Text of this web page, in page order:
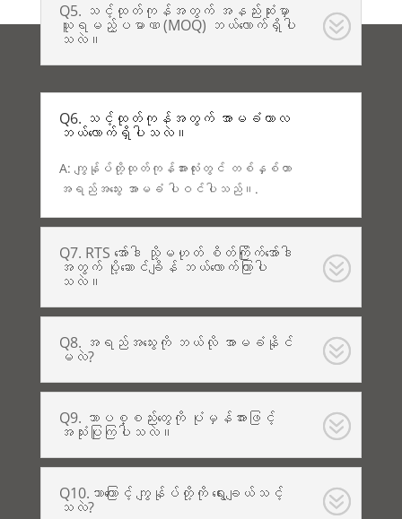
Q5. သင့်ထုတ်ကုန်အတွက် အနည်းဆုံးမှာ
ယူရမည့်ပမာဏ (MOQ) ဘယ်လောက်ရှိပါ
သလဲ။
Q6. သင့်ထုတ်ကုန်အတွက် အာမခံကာလ
ဘယ်လောက်ရှိပါသလဲ။
A: ကျွန်ုပ်တို့ထုတ်ကုန်အားလုံးတွင် တစ်နှစ်တာ
အရည်အသွေး အာမခံ ပါဝင်ပါသည်။.
Q7. RTS အော်ဒါ သို့မဟုတ် စိတ်ကြိုက်အော်ဒါ
အတွက် ပို့ဆောင်ချိန် ဘယ်လောက်ကြာပါ
သလဲ။
Q8. အရည်အသွေးကို ဘယ်လို အာမခံနိုင်
မလဲ?
Q9. ဘာပစ္စည်းတွေကို ပုံမှန်အားဖြင့်
အသုံးပြုကြပါသလဲ။
Q10.ဘာကြောင့် ကျွန်ုပ်တို့ကို ရွေးချယ်သင့်
သလဲ?